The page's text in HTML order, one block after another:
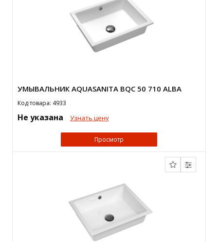
УМЫВАЛЬНИК AQUASANITA BQС 50 710 ALBA
Код товара: 4933
Не указана Узнать цену
Просмотр